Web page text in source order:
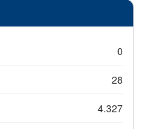
0
28
4.327